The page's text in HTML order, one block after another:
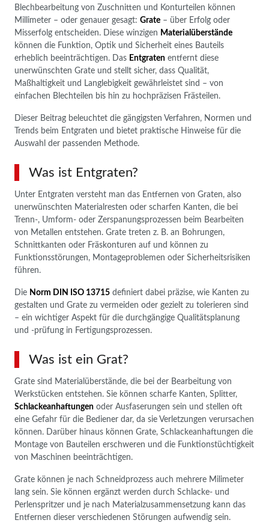
Blechbearbeitung von Zuschnitten und Konturteilen können
Millimeter – oder genauer gesagt: Grate – über Erfolg oder
Misserfolg entscheiden. Diese winzigen Materialüberstände
können die Funktion, Optik und Sicherheit eines Bauteils
erheblich beeinträchtigen. Das Entgraten entfernt diese
unerwünschten Grate und stellt sicher, dass Qualität,
Maßhaltigkeit und Langlebigkeit gewährleistet sind – von
einfachen Blechteilen bis hin zu hochpräzisen Frästeilen.
Dieser Beitrag beleuchtet die gängigsten Verfahren, Normen und
Trends beim Entgraten und bietet praktische Hinweise für die
Auswahl der passenden Methode.
Was ist Entgraten?
Unter Entgraten versteht man das Entfernen von Graten, also
unerwünschten Materialresten oder scharfen Kanten, die bei
Trenn-, Umform- oder Zerspanungsprozessen beim Bearbeiten
von Metallen entstehen. Grate treten z. B. an Bohrungen,
Schnittkanten oder Fräskonturen auf und können zu
Funktionsstörungen, Montageproblemen oder Sicherheitsrisiken
führen.
Die Norm DIN ISO 13715 definiert dabei präzise, wie Kanten zu
gestalten und Grate zu vermeiden oder gezielt zu tolerieren sind
– ein wichtiger Aspekt für die durchgängige Qualitätsplanung
und -prüfung in Fertigungsprozessen.
Was ist ein Grat?
Grate sind Materialüberstände, die bei der Bearbeitung von
Werkstücken entstehen. Sie können scharfe Kanten, Splitter,
Schlackeanhaftungen oder Ausfaserungen sein und stellen oft
eine Gefahr für die Bediener dar, da sie Verletzungen verursachen
können. Darüber hinaus können Grate, Schlackeanhaftungen die
Montage von Bauteilen erschweren und die Funktionstüchtigkeit
von Maschinen beeinträchtigen.
Grate können je nach Schneidprozess auch mehrere Milimeter
lang sein. Sie können ergänzt werden durch Schlacke- und
Perlenspritzer und je nach Materialzusammensetzung kann das
Entfernen dieser verschiedenen Störungen aufwendig sein.